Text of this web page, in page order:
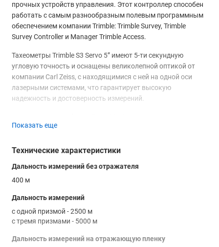
прочных устройств управления. Этот контроллер способен
работать с самым разнообразным полевым программным
обеспечением компании Trimble: Trimble Survey, Trimble
Survey Controller и Manager Trimble Access.
Тахеометры Trimble S3 Servo 5” имеют 5-ти секундную
угловую точность и оснащены великолепной оптикой от
компании Carl Zeiss, с находящимися с ней на одной оси
лазерными системами, что гарантирует высокую
надежность и достоверность измерений.
технология DR позволяет выполнять съемку без
Оператор может производить измерения до недоступных
Точность измерений при этом остается неизменно высокой.
Расстояние безотражательной съемки может достигать 200
незаменимым при работах в горной местности, местах с
сильнопересеченным рельефом, застроенной территории.
Используя режим DR можно с легкостью производить
измерения до высоко расположенных труб и проводов,
Показать еще
Технические характеристики
Дальность измерений без отражателя
400 м
Дальность измерений
с одной призмой - 2500 м
с тремя призмами - 5000 м
Дальность измерений на отражающую пленку